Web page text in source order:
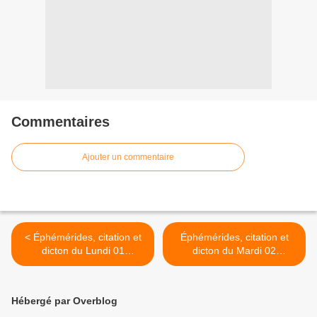
Commentaires
Ajouter un commentaire
< Éphémérides, citation et
dicton du Lundi 01
décembre 2025
Éphémérides, citation et
dicton du Mardi 02
décembre 2025 >
Hébergé par Overblog